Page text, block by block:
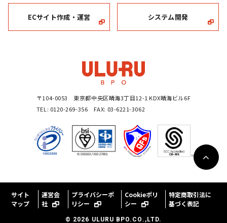
ECサイト作成・運営 システム開発
〒104-0053 東京都中央区晴海3丁目12-1 KDX晴海ビル6F
TEL: 0120-269-356 FAX: 03-6221-3062
サイト
マップ
運営会
社
プライバシーポ
リシー
Cookieポリ
シー
特定商取引法に
基づく表記
© 2026 ULURU BPO.CO.,LTD.